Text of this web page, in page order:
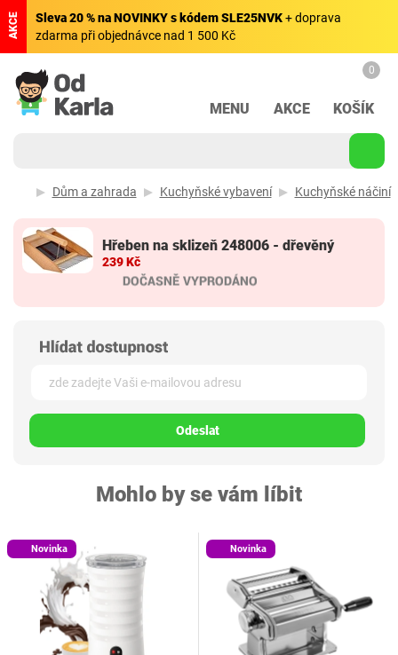
AKCE Sleva 20 % na NOVINKY s kódem SLE25NVK+ doprava
zdarma při objednávce nad 1 500 Kč
MENU AKCE
0
KOŠÍK
Dům a zahrada Kuchyňské vybavení Kuchyňské náčiní
Hřeben na sklizeň 248006 - dřevěný
239 Kč
Odeslat
Mohlo by se vám líbit
Novinka Novinka